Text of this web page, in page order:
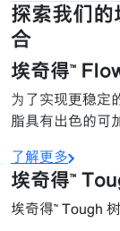
探索我们的
合
埃奇得™
为了实现更稳定
脂具有出色的可
了解更多
埃奇得™
埃奇得™ Tough